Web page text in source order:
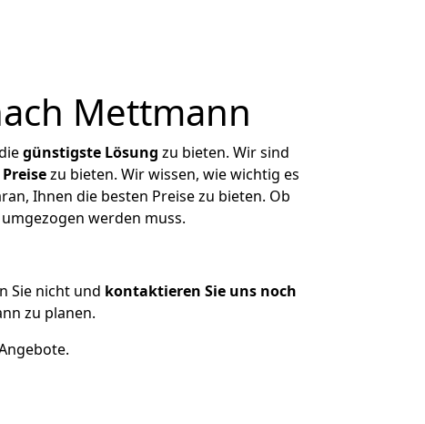
Mettmann
günstigste Lösung zu bieten. Wir sind
zu bieten. Wir wissen, wie wichtig es
Ihnen die besten Preise zu bieten. Ob
werden muss.
Sie nicht und kontaktieren Sie uns noch
zu planen.